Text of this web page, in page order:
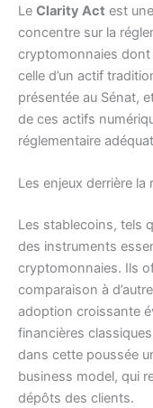
Le Clarity Act est
concentre sur la
cryptomonnaies dont
celle d’un actif
présentée au Sénat,
de ces actifs
réglementaire
Les enjeux derrière
Les stablecoins, tels
des instruments
cryptomonnaies. Ils
comparaison à
adoption croissante
financières
dans cette poussée
business model, qui
dépôts des clients.